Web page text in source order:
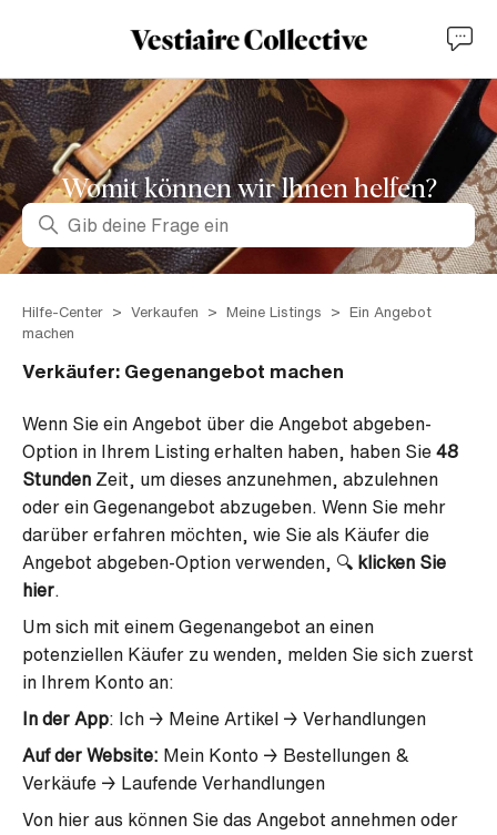
Womit können wir lhnen helfen?
Suche
Hilfe-Center Verkaufen Meine Listings
Ein Angebot
machen
Verkäufer: Gegenangebot machen
Wenn Sie ein Angebot über die Angebot abgeben-
Option in Ihrem Listing erhalten haben, haben Sie 48
Stunden Zeit, um dieses anzunehmen, abzulehnen
oder ein Gegenangebot abzugeben. Wenn Sie mehr
darüber erfahren möchten, wie Sie als Käufer die
Angebot abgeben-Option verwenden, 🔍 klicken Sie
hier
Um sich mit einem Gegenangebot an einen
potenziellen Käufer zu wenden, melden Sie sich zuerst
in Ihrem Konto an:
In der App: Ich → Meine Artikel → Verhandlungen
Auf der Website: Mein Konto → Bestellungen &
Verkäufe → Laufende Verhandlungen
Von hier aus können Sie das Angebot annehmen oder